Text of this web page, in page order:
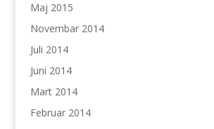
Maj 2015
Novembar 2014
Juli 2014
Juni 2014
Mart 2014
Februar 2014